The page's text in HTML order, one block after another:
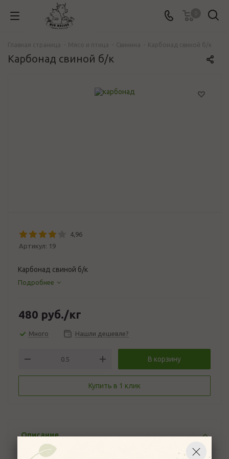
Карбонад свиной б/к
4,96
Артикул: 19
Карбонад свиной б/к
Подробнее
480 руб./кг
Много Нашли дешевле?
В корзину
Купить в 1 клик
Описание